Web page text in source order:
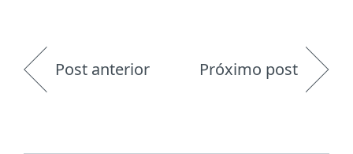
Post anterior Próximo post